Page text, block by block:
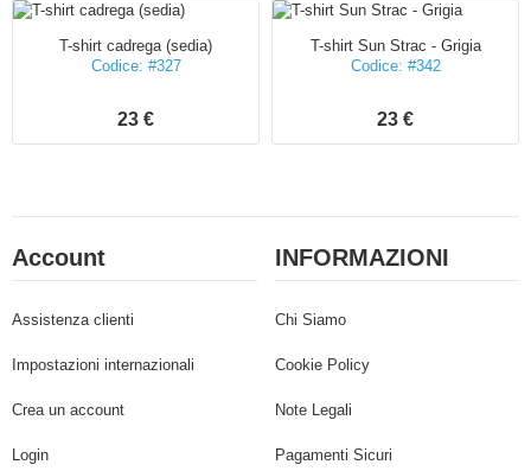
T-shirt cadrega (sedia)
Codice: #327
23 €
T-shirt Sun Strac - Grigia
Codice: #342
23 €
Account
Assistenza clienti
Impostazioni internazionali
Crea un account
Login
INFORMAZIONI
Chi Siamo
Cookie Policy
Note Legali
Pagamenti Sicuri